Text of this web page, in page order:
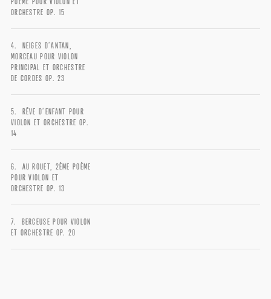
Password
I need to register
ORCHESTRE OP. 15
NEIGES D’ANTAN,
MORCEAU POUR VIOLON
PRINCIPAL ET ORCHESTRE
DE CORDES OP. 23
RÊVE D’ENFANT POUR
VIOLON ET ORCHESTRE OP.
14
AU ROUET, 2ÈME POÈME
POUR VIOLON ET
ORCHESTRE OP. 13
BERCEUSE POUR VIOLON
ET ORCHESTRE OP. 20